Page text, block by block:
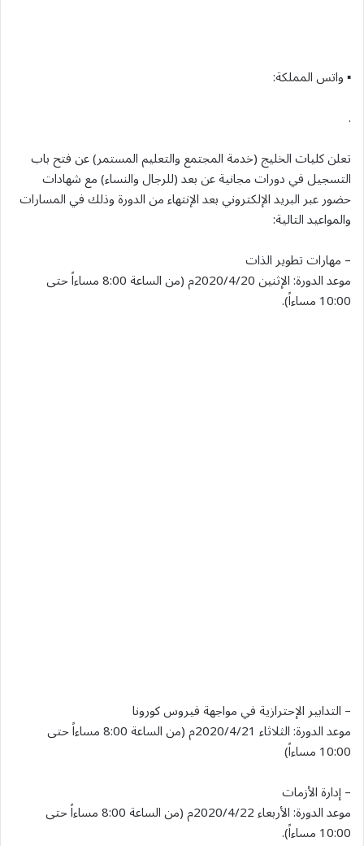
▪︎ واتس المملكة:
.
تعلن كليات الخليج (خدمة المجتمع والتعليم المستمر) عن فتح باب
التسجيل في دورات مجانية عن بعد (للرجال والنساء) مع شهادات
حضور عبر البريد الإلكتروني بعد الإنتهاء من الدورة وذلك في المسارات
والمواعيد التالية:
– مهارات تطوير الذات
موعد الدورة: الإثنين 2020/4/20م (من الساعة 8:00 مساءاً حتى
10:00 مساءاً).
– التدابير الإحترازية في مواجهة فيروس كورونا
موعد الدورة: الثلاثاء 2020/4/21م (من الساعة 8:00 مساءاً حتى
10:00 مساءاً)
– إدارة الأزمات
موعد الدورة: الأربعاء 2020/4/22م (من الساعة 8:00 مساءاً حتى
10:00 مساءاً).